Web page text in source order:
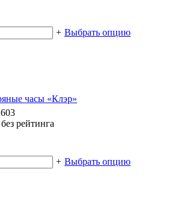
+ Выбрать опцию
часы «Клэр»
рейтинга
+ Выбрать опцию